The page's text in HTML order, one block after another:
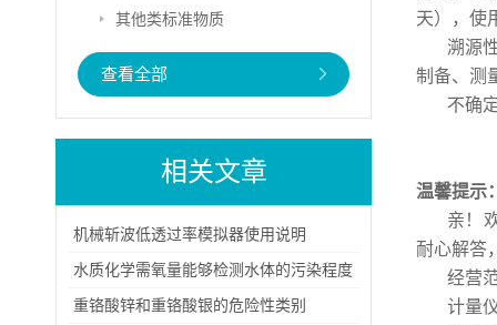
其他类标准物质
查看全部
相关文章
机械斩波低透过率模拟器使用说明
水质化学需氧量能够检测水体的污染程度
重铬酸锌和重铬酸银的危险性类别
天），使
溯源
制备、测
不确
温馨提示
亲！
耐心解答
经营
计量